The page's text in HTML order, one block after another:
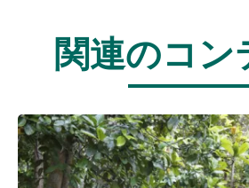
関連のコン